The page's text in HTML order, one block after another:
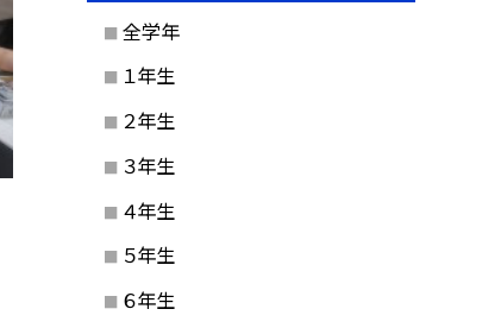
全学年
１年生
２年生
３年生
４年生
５年生
６年生